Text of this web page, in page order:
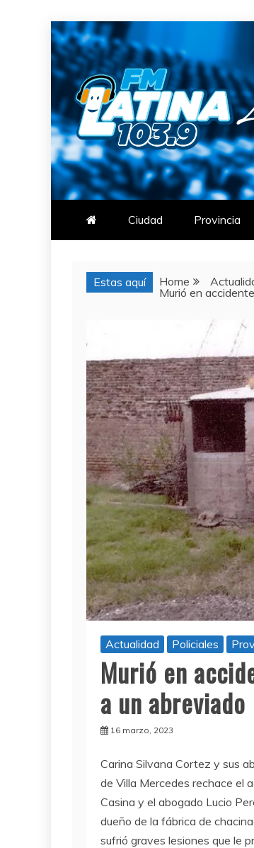
Skip
to
content
FM LATINA
NOTICIAS
Ciudad Provincia
Estas aquí Home
Murió en
Actualidad Policiales
Murió en
a un abreviado
16 marzo, 2023
Carina Silvana Cortez y sus
de Villa Mercedes rechace el
Casina y el abogado Lucio
dueño de la fábrica de
sufrió graves lesiones que le